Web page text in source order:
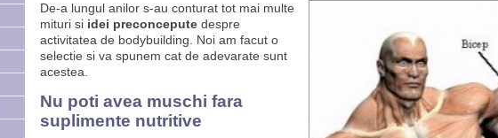
De-a lungul anilor s-au conturat tot mai multe
mituri si idei preconceputedespre
activitatea de bodybuilding. Noi am facut o
selectie si va spunem cat de adevarate sunt
acestea.
Nu poti avea muschi fara
suplimente nutritive